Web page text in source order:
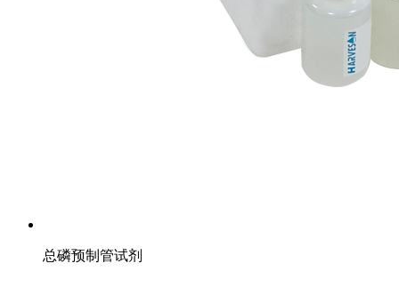
总磷预制管试剂